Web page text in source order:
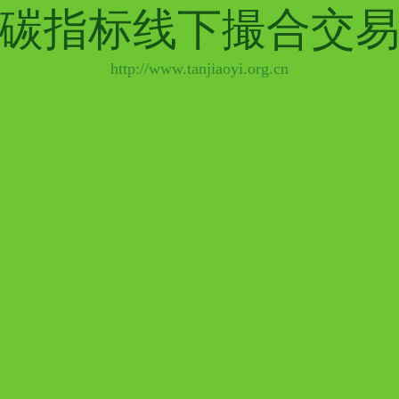
指标线下撮合交
http://www.tanjiaoyi.org.cn